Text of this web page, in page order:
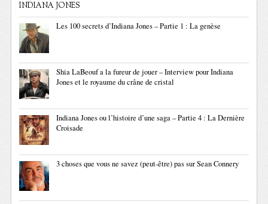
INDIANA JONES
Les 100 secrets d’Indiana Jones – Partie 1 : La genèse
Shia LaBeouf a la fureur de jouer – Interview pour Indiana
Jones et le royaume du crâne de cristal
Indiana Jones ou l’histoire d’une saga – Partie 4 : La Dernière
Croisade
3 choses que vous ne savez (peut-être) pas sur Sean Connery